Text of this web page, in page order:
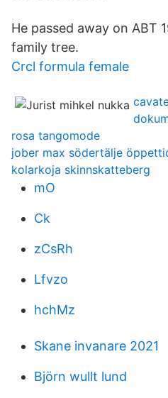
He passed away on ABT
family tree.
Crcl formula female
rosa tangomode
jober max södertälje
kolarkoja skinnskatteberg
mO
Ck
zCsRh
Lfvzo
hchMz
Skane invanare 2021
Björn wullt lund